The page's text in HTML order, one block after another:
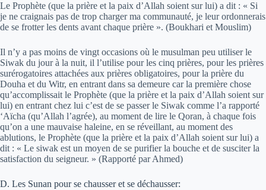
Le Prophète (que la prière et la paix d’Allah soient sur lui) a dit : « Si
je ne craignais pas de trop charger ma communauté, je leur ordonnerais
de se frotter les dents avant chaque prière ». (Boukhari et Mouslim)
Il n’y a pas moins de vingt occasions où le musulman peu utiliser le
Siwak du jour à la nuit, il l’utilise pour les cinq prières, pour les prières
surérogatoires attachées aux prières obligatoires, pour la prière du
Douha et du Witr, en entrant dans sa demeure car la première chose
qu’accomplissait le Prophète (que la prière et la paix d’Allah soient sur
lui) en entrant chez lui c’est de se passer le Siwak comme l’a rapporté
‘Aïcha (qu’Allah l’agrée), au moment de lire le Qoran, à chaque fois
qu’on a une mauvaise haleine, en se réveillant, au moment des
ablutions, le Prophète (que la prière et la paix d’Allah soient sur lui) a
dit : « Le siwak est un moyen de se purifier la bouche et de susciter la
satisfaction du seigneur. » (Rapporté par Ahmed)
D. Les Sunan pour se chausser et se déchausser: